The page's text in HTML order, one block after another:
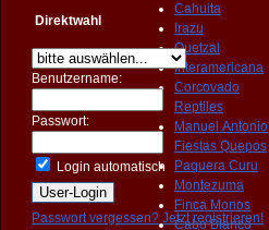
Cahuita
Irazu
Quetzal
Interamericana
Corcovado
Reptiles
Manuel Antonio
Fiestas Quepos
Paquera Curu
Montezuma
Finca Monos
Cabo Blanco
Direktwahl
Benutzername:
Passwort:
Login automatisch
Passwort vergessen? Jetzt registrieren!